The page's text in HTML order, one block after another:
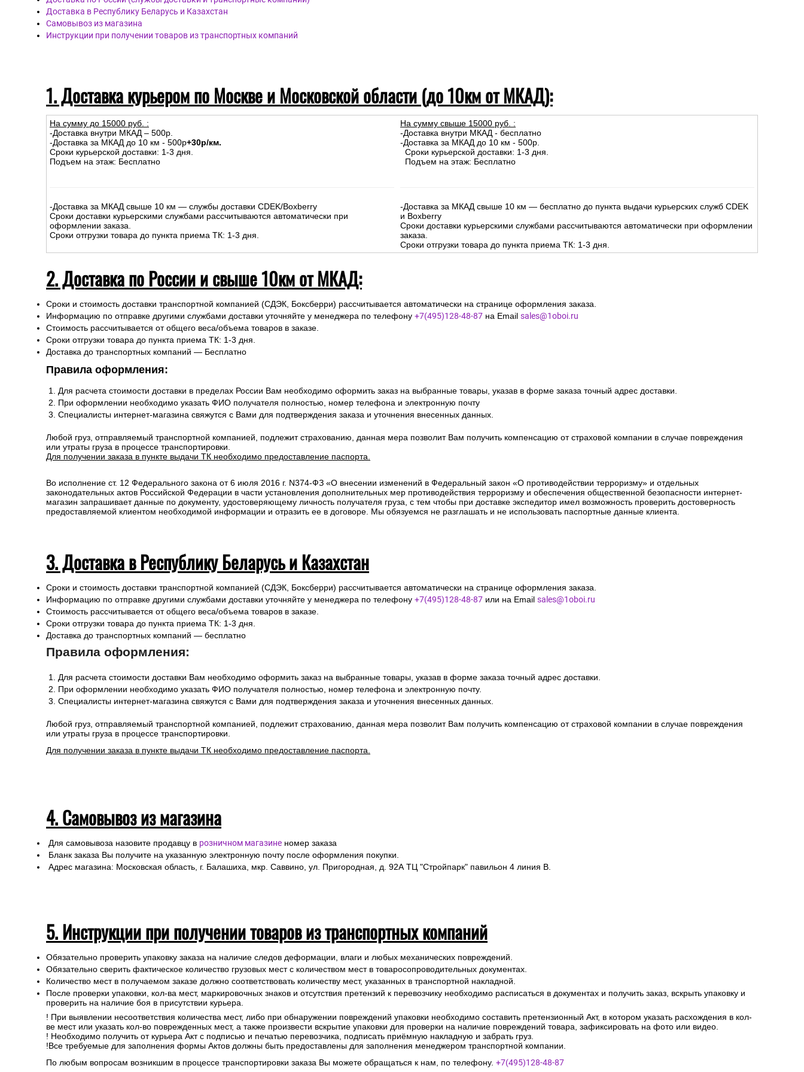
Доставка в Республику Беларусь и Казахстан
Самовывоз из магазина
Инструкции при получении товаров из транспортных компаний
1. Доставка курьером по Москве и Московской области (до 10км от МКАД):
На сумму до 15000 руб. :
-Доставка внутри МКАД – 500р.
-Доставка за МКАД до 10 км - 500р+30р/км.
Сроки курьерской доставки: 1-3 дня.
Подъем на этаж: Бесплатно
-Доставка за МКАД свыше 10 км — службы доставки CDEK/Boxberry
Сроки доставки курьерскими службами рассчитываются автоматически при
оформлении заказа.
Сроки отгрузки товара до пункта приема ТК: 1-3 дня.
На сумму свыше 15000 руб. :
-Доставка внутри МКАД - бесплатно
-Доставка за МКАД до 10 км - 500р.
Сроки курьерской доставки: 1-3 дня.
Подъем на этаж: Бесплатно
-Доставка за МКАД свыше 10 км — бесплатно до пункта выдачи курьерских служб CDEK
и Boxberry
Сроки доставки курьерскими службами рассчитываются автоматически при оформлении
заказа.
Сроки отгрузки товара до пункта приема ТК: 1-3 дня.
2. Доставка по России и свыше 10км от МКАД:
Сроки и стоимость доставки транспортной компанией (СДЭК, Боксберри) рассчитывается автоматически на странице оформления заказа.
Информацию по отправке другими службами доставки уточняйте у менеджера по телефону +7(495)128-48-87 на Email sales@1oboi.ru
Стоимость рассчитывается от общего веса/объема товаров в заказе.
Сроки отгрузки товара до пункта приема ТК: 1-3 дня.
Доставка до транспортных компаний — Бесплатно
Правила оформления:
Для расчета стоимости доставки в пределах России Вам необходимо оформить заказ на выбранные товары, указав в форме заказа точный адрес доставки.
При оформлении необходимо указать ФИО получателя полностью, номер телефона и электронную почту
Специалисты интернет-магазина свяжутся с Вами для подтверждения заказа и уточнения внесенных данных.
Любой груз, отправляемый транспортной компанией, подлежит страхованию, данная мера позволит Вам получить компенсацию от страховой компании в случае повреждения
или утраты груза в процессе транспортировки.
Для получении заказа в пункте выдачи ТК необходимо предоставление паспорта.
Во исполнение ст. 12 Федерального закона от 6 июля 2016 г. N374-ФЗ «О внесении изменений в Федеральный закон «О противодействии терроризму» и отдельных
законодательных актов Российской Федерации в части установления дополнительных мер противодействия терроризму и обеспечения общественной безопасности интернет-
магазин запрашивает данные по документу, удостоверяющему личность получателя груза, с тем чтобы при доставке экспедитор имел возможность проверить достоверность
предоставляемой клиентом необходимой информации и отразить ее в договоре. Мы обязуемся не разглашать и не использовать паспортные данные клиента.
3. Доставка в Республику Беларусь и Казахстан
Сроки и стоимость доставки транспортной компанией (СДЭК, Боксберри) рассчитывается автоматически на странице оформления заказа.
Информацию по отправке другими службами доставки уточняйте у менеджера по телефону +7(495)128-48-87 или на Email sales@1oboi.ru
Стоимость рассчитывается от общего веса/объема товаров в заказе.
Сроки отгрузки товара до пункта приема ТК: 1-3 дня.
Доставка до транспортных компаний — бесплатно
Правила оформления:
Для расчета стоимости доставки Вам необходимо оформить заказ на выбранные товары, указав в форме заказа точный адрес доставки.
При оформлении необходимо указать ФИО получателя полностью, номер телефона и электронную почту.
Специалисты интернет-магазина свяжутся с Вами для подтверждения заказа и уточнения внесенных данных.
Любой груз, отправляемый транспортной компанией, подлежит страхованию, данная мера позволит Вам получить компенсацию от страховой компании в случае повреждения
или утраты груза в процессе транспортировки.
Для получении заказа в пункте выдачи ТК необходимо предоставление паспорта.
4. Самовывоз из магазина
Для самовывоза назовите продавцу в розничном магазине номер заказа
Бланк заказа Вы получите на указанную электронную почту после оформления покупки.
Адрес магазина: Московская область, г. Балашиха, мкр. Саввино, ул. Пригородная, д. 92А ТЦ "Стройпарк" павильон 4 линия В.
5. Инструкции при получении товаров из транспортных компаний
Обязательно проверить упаковку заказа на наличие следов деформации, влаги и любых механических повреждений.
Обязательно сверить фактическое количество грузовых мест с количеством мест в товаросопроводительных документах.
Количество мест в получаемом заказе должно соответствовать количеству мест, указанных в транспортной накладной.
После проверки упаковки, кол-ва мест, маркировочных знаков и отсутствия претензий к перевозчику необходимо расписаться в документах и получить заказ, вскрыть упаковку и
проверить на наличие боя в присутствии курьера.
! При выявлении несоответствия количества мест, либо при обнаружении повреждений упаковки необходимо составить претензионный Акт, в котором указать расхождения в кол-
ве мест или указать кол-во поврежденных мест, а также произвести вскрытие упаковки для проверки на наличие повреждений товара, зафиксировать на фото или видео.
! Необходимо получить от курьера Акт с подписью и печатью перевозчика, подписать приёмную накладную и забрать груз.
!Все требуемые для заполнения формы Актов должны быть предоставлены для заполнения менеджером транспортной компании.
По любым вопросам возникшим в процессе транспортировки заказа Вы можете обращаться к нам, по телефону. +7(495)128-48-87